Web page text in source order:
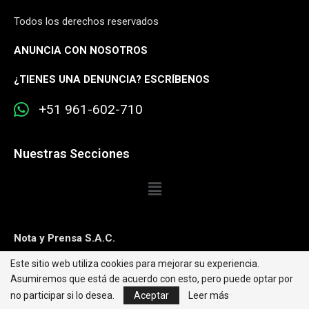
Todos los derechos reservados
ANUNCIA CON NOSOTROS
¿TIENES UNA DENUNCIA? ESCRÍBENOS
+51 961-602-710
Nuestras Secciones
Nota y Prensa S.A.C.
Contacto:editorweb@caretas.com.pe
Síguenos:
Este sitio web utiliza cookies para mejorar su experiencia.
Asumiremos que está de acuerdo con esto, pero puede optar por
no participar si lo desea.
Aceptar Leer más